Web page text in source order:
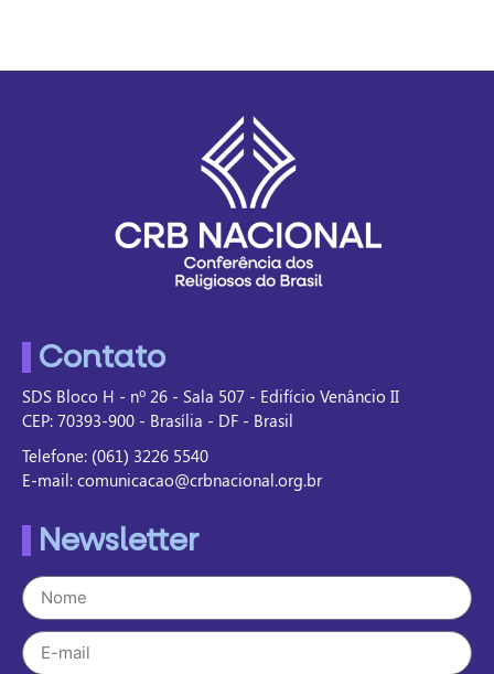
Contato
SDS Bloco H - nº 26 - Sala 507 - Edifício Venâncio II
CEP: 70393-900 - Brasília - DF - Brasil
Telefone: (061) 3226 5540
E-mail: comunicacao@crbnacional.org.br
Newsletter